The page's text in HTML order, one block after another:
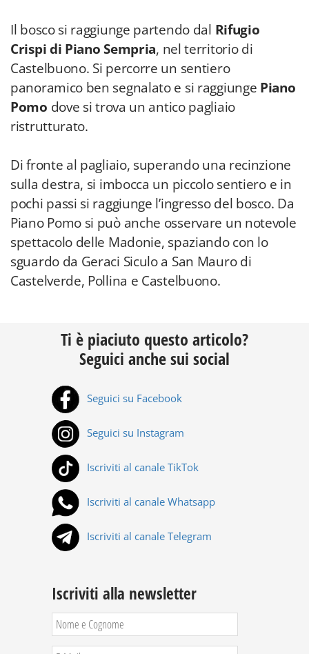
Il bosco si raggiunge partendo dal Rifugio
Crispi di Piano Sempria, nel territorio di
Castelbuono. Si percorre un sentiero
panoramico ben segnalato e si raggiunge Piano
Pomo dove si trova un antico pagliaio
ristrutturato.
Di fronte al pagliaio, superando una recinzione
sulla destra, si imbocca un piccolo sentiero e in
pochi passi si raggiunge l’ingresso del bosco. Da
Piano Pomo si può anche osservare un notevole
spettacolo delle Madonie, spaziando con lo
sguardo da Geraci Siculo a San Mauro di
Castelverde, Pollina e Castelbuono.
Ti è piaciuto questo articolo?
Seguici anche sui social
Seguici su Facebook
Seguici su Instagram
Iscriviti al canale TikTok
Iscriviti al canale Whatsapp
Iscriviti al canale Telegram
Iscriviti alla newsletter